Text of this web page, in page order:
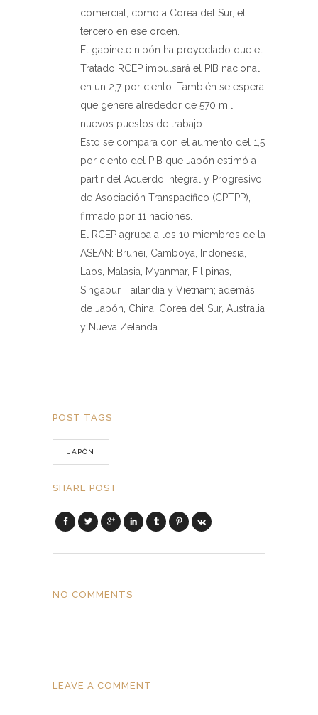
comercial, como a Corea del Sur, el
tercero en ese orden.
El gabinete nipón ha proyectado que el
Tratado RCEP impulsará el PIB nacional
en un 2,7 por ciento. También se espera
que genere alrededor de 570 mil
nuevos puestos de trabajo.
Esto se compara con el aumento del 1,5
por ciento del PIB que Japón estimó a
partir del Acuerdo Integral y Progresivo
de Asociación Transpacífico (CPTPP),
firmado por 11 naciones.
El RCEP agrupa a los 10 miembros de la
ASEAN: Brunei, Camboya, Indonesia,
Laos, Malasia, Myanmar, Filipinas,
Singapur, Tailandia y Vietnam; además
de Japón, China, Corea del Sur, Australia
y Nueva Zelanda.
POST TAGS
JAPÓN
SHARE POST
NO COMMENTS
LEAVE A COMMENT